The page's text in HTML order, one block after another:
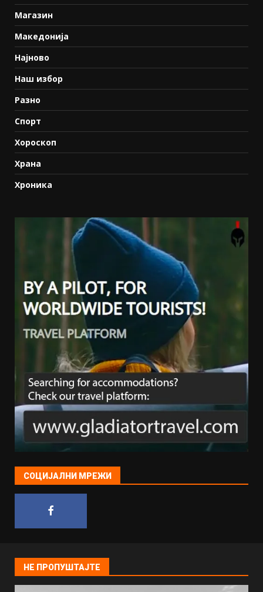
Магазин
Македонија
Најново
Наш избор
Разно
Спорт
Хороскоп
Храна
Хроника
СОЦИЈАЛНИ МРЕЖИ
НЕ ПРОПУШТАЈТЕ